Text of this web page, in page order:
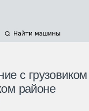
Найти машины
с грузовиком
районе